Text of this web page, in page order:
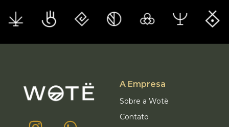
A Empresa
Sobre a Wotë
Contato